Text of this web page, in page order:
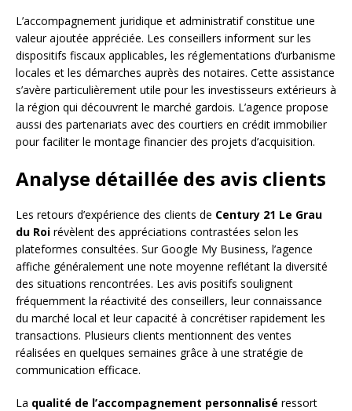
L’accompagnement juridique et administratif constitue une
valeur ajoutée appréciée. Les conseillers informent sur les
dispositifs fiscaux applicables, les réglementations d’urbanisme
locales et les démarches auprès des notaires. Cette assistance
s’avère particulièrement utile pour les investisseurs extérieurs à
la région qui découvrent le marché gardois. L’agence propose
aussi des partenariats avec des courtiers en crédit immobilier
pour faciliter le montage financier des projets d’acquisition.
Analyse détaillée des avis clients
Les retours d’expérience des clients de Century 21 Le Grau
du Roi révèlent des appréciations contrastées selon les
plateformes consultées. Sur Google My Business, l’agence
affiche généralement une note moyenne reflétant la diversité
des situations rencontrées. Les avis positifs soulignent
fréquemment la réactivité des conseillers, leur connaissance
du marché local et leur capacité à concrétiser rapidement les
transactions. Plusieurs clients mentionnent des ventes
réalisées en quelques semaines grâce à une stratégie de
communication efficace.
La qualité de l’accompagnement personnalisé ressort